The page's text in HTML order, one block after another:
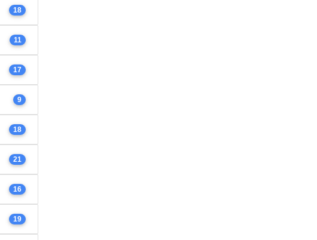
18
11
17
9
18
21
16
19